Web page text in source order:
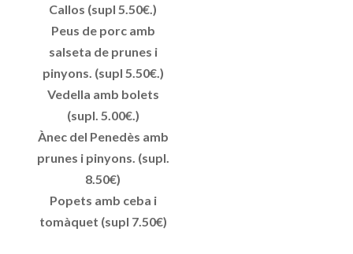
Callos (supl 5.50€.)
Peus de porc amb
salseta de prunes i
pinyons. (supl 5.50€.)
Vedella amb bolets
(supl. 5.00€.)
Ànec del Penedès amb
prunes i pinyons. (supl.
8.50€)
Popets amb ceba i
tomàquet (supl 7.50€)